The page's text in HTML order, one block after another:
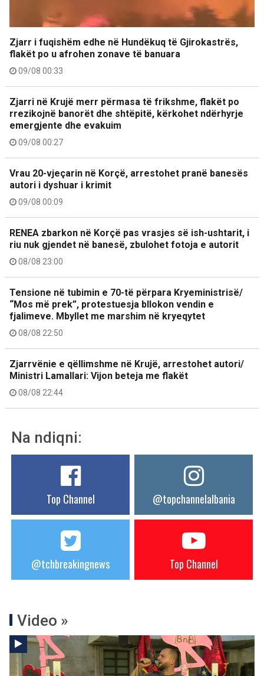
Zjarr i fuqishëm edhe në Hundëkuq të Gjirokastrës,
flakët po u afrohen zonave të banuara
09/08 00:33
Zjarri në Krujë merr përmasa të frikshme, flakët po
rrezikojnë banorët dhe shtëpitë, kërkohet ndërhyrje
emergjente dhe evakuim
09/08 00:27
Vrau 20-vjeçarin në Korçë, arrestohet pranë banesës
autori i dyshuar i krimit
09/08 00:09
RENEA zbarkon në Korçë pas vrasjes së ish-ushtarit, i
riu nuk gjendet në banesë, zbulohet fotoja e autorit
08/08 23:00
Tensione në tubimin e 70-të përpara Kryeministrisë/
“Mos më prek”, protestuesja bllokon vendin e
fjalimeve. Mbyllet me marshim në kryeqytet
08/08 22:50
Zjarrvënie e qëllimshme në Krujë, arrestohet autori/
Ministri Lamallari: Vijon beteja me flakët
08/08 22:44
Na ndiqni:
Top Channel @topchannelalbania
@tchbreakingnews Top Channel
Video »